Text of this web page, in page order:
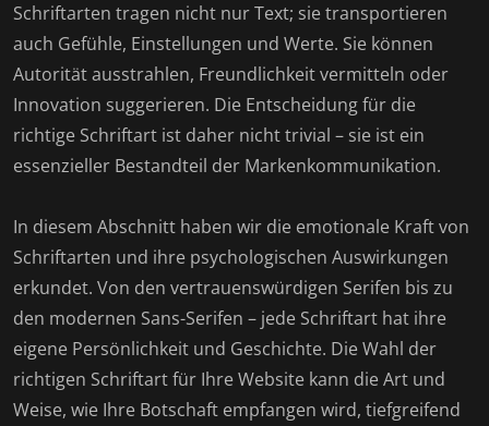
Schriftarten tragen nicht nur Text; sie transportieren
auch Gefühle, Einstellungen und Werte. Sie können
Autorität ausstrahlen, Freundlichkeit vermitteln oder
Innovation suggerieren. Die Entscheidung für die
richtige Schriftart ist daher nicht trivial – sie ist ein
essenzieller Bestandteil der Markenkommunikation.
In diesem Abschnitt haben wir die emotionale Kraft von
Schriftarten und ihre psychologischen Auswirkungen
erkundet. Von den vertrauenswürdigen Serifen bis zu
den modernen Sans-Serifen – jede Schriftart hat ihre
eigene Persönlichkeit und Geschichte. Die Wahl der
richtigen Schriftart für Ihre Website kann die Art und
Weise, wie Ihre Botschaft empfangen wird, tiefgreifend